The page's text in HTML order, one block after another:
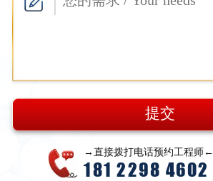
→直接拨打电话预约工程师←
181 2298 4602